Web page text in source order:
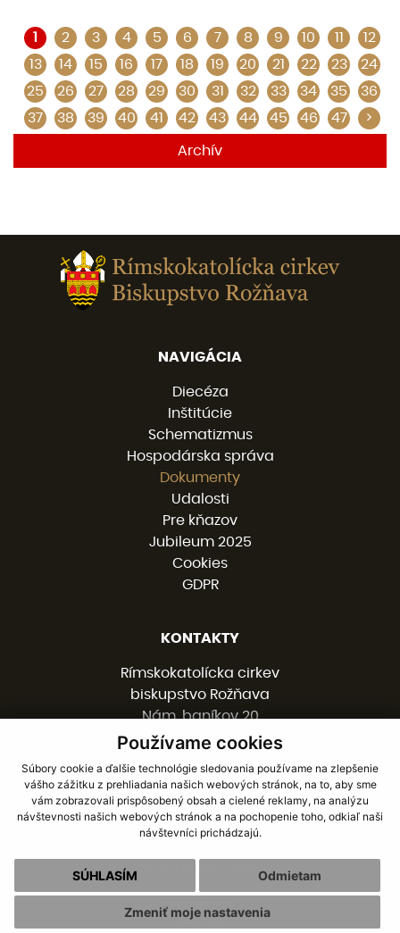
Používame cookies
Súbory cookie a ďalšie technológie sledovania používame na zlepšenie
vášho zážitku z prehliadania našich webových stránok, na to, aby sme
vám zobrazovali prispôsobený obsah a cielené reklamy, na analýzu
návštevnosti našich webových stránok a na pochopenie toho, odkiaľ naši
návštevníci prichádzajú.
SÚHLASÍM Odmietam
Zmeniť moje nastavenia
1 2 3 4 5 6 7 8 9 10 11
12
13
14 15 16 17 18 19 20 21 22 23
24
25
26 27 28 29 30 31 32 33 34 35
36
37
38 39 40 41 42 43 44 45 46 47 >
Archív
NAVIGÁCIA
Diecéza
Inštitúcie
Schematizmus
Hospodárska správa
Dokumenty
Udalosti
Pre kňazov
Jubileum 2025
Cookies
GDPR
KONTAKTY
Rímskokatolícka cirkev
biskupstvo Rožňava
Nám. baníkov 20
048 01 ROŽŇAVA
058 / 78 77 201
kancelaria@burv.sk
Facebook
Youtube